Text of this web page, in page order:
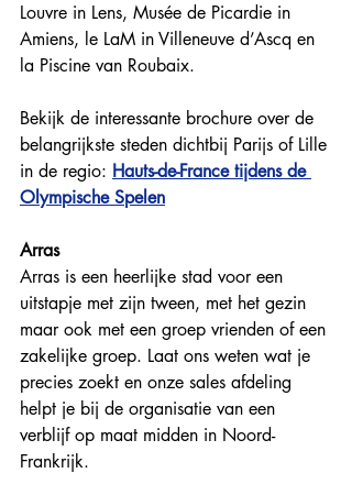
Louvre in Lens, Musée de Picardie in
Amiens, le LaM in Villeneuve d’Ascq en
la Piscine van Roubaix.
Bekijk de interessante brochure over de
belangrijkste steden dichtbij Parijs of Lille
in de regio: Hauts-de-France tijdens de
Olympische Spelen
Arras
Arras is een heerlijke stad voor een
uitstapje met zijn tween, met het gezin
maar ook met een groep vrienden of een
zakelijke groep. Laat ons weten wat je
precies zoekt en onze sales afdeling
helpt je bij de organisatie van een
verblijf op maat midden in Noord-
Frankrijk.